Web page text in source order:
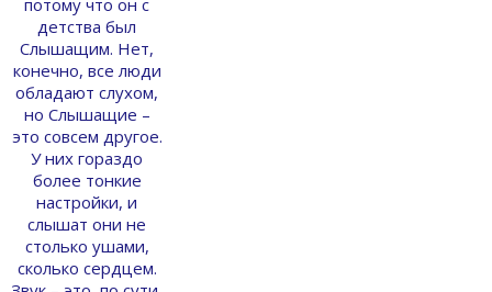
потому что он с
детства был
Слышащим. Нет,
конечно, все люди
обладают слухом,
но Слышащие –
это совсем другое.
У них гораздо
более тонкие
настройки, и
слышат они не
столько ушами,
сколько сердцем.